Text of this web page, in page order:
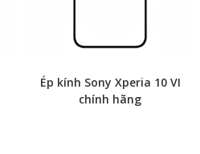
Ép kính Sony Xperia 10 VI
chính hãng